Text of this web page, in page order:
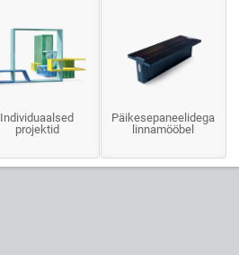
Individuaalsed
projektid
Päikesepaneelidega
linnamööbel